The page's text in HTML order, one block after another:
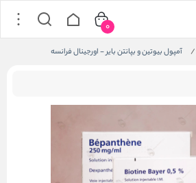
/ آمپول بیوتین و بپانتن بایر - اورجینال فرانسه
0